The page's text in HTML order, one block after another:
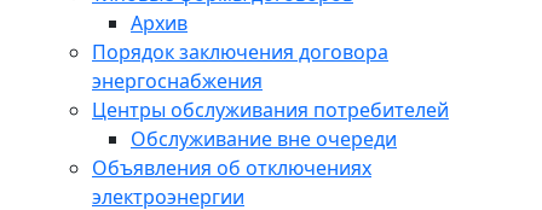
Архив
Порядок заключения договора
энергоснабжения
Центры обслуживания потребителей
Обслуживание вне очереди
Объявления об отключениях
электроэнергии